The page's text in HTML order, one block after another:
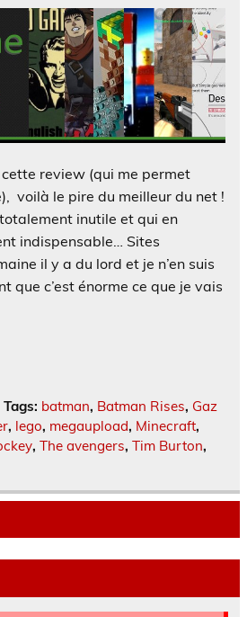
review (qui me permet
voilà le pire du meilleur du net !
inutile et qui en
indispensable… Sites
il y a du lord et je n’en suis
que c’est énorme ce que je vais
Tags: batman, Batman Rises, Gaz
, lego, megaupload, Minecraft,
, The avengers, Tim Burton,